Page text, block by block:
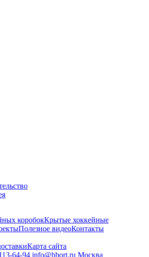
коробокКрытые хоккейные
Полезное видеоКонтакты
Карта сайта
64-94 info@hbort.ru Москва